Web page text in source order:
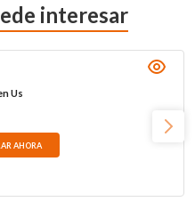
interesar
Us
AHORA